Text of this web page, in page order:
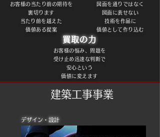
建築工事事業
お客様の当たり前の期待を
裏切ります
​当たり前を越えた
価値ある提案
図面を通りではなく
図面に表せない
技術を作品に
価値として作り込む
買取の力
お客様の悩み、問題を
受け止め迅速な判断で
安心という
価値に変えます
デザイン・設計